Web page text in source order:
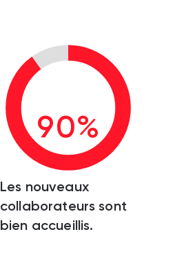
90%
Les nouveaux
collaborateurs sont
bien accueillis.